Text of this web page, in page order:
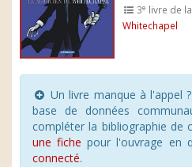
3e livre de
Whitechapel
Un livre manque à l'appel
base de données
compléter la bibliographie de
une fiche pour l'ouvrage en
connecté.